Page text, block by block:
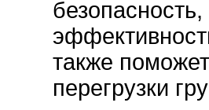
также
перегрузки